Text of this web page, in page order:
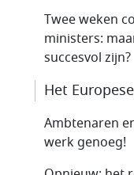
Twee weken
ministers:
succesvol zijn?
Het
Ambtenaren
werk genoeg!